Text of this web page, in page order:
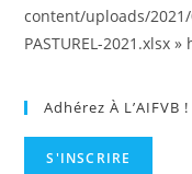
content/uploads/
PASTUREL-2021.xlsx
Adhérez À L’AIFVB !